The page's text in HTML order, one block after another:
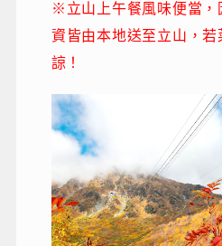
※立山上午餐風味便當，
資皆由本地送至立山，
諒！